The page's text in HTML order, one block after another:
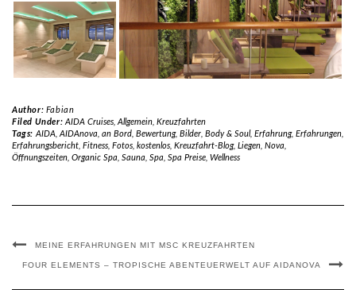
Author: Fabian
Filed Under:AIDA Cruises,Allgemein, Kreuzfahrten
Tags:AIDA,AIDAnova, an Bord, Bewertung, Bilder, Body & Soul, Erfahrung, Erfahrungen,
Erfahrungsbericht, Fitness, Fotos, kostenlos, Kreuzfahrt-Blog, Liegen, Nova,
Öffnungszeiten, Organic Spa, Sauna, Spa, Spa Preise, Wellness
MEINE ERFAHRUNGEN MIT MSC KREUZFAHRTEN
FOUR ELEMENTS – TROPISCHE ABENTEUERWELT AUF AIDANOVA